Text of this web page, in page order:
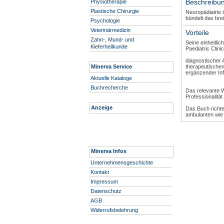
Physiotherapie
Plastische Chirurgie
Psychologie
Veterinärmedizin
Zahn-, Mund- und
Kieferheilkunde
Minerva Service
Aktuelle Kataloge
Buchrecherche
Anzeige
Minerva Infos
Unternehmensgeschichte
Kontakt
Impressum
Datenschutz
AGB
Widerrufsbelehrung
Neuropädiatrie
bündelt das
Vorteile
Seine
Paediatric
diagnostischer
ergänzender
Das relevante
Das Buch
ambulanten